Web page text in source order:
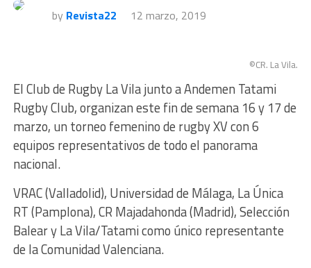
by Revista22 12 marzo, 2019
©CR. La Vila.
El Club de Rugby La Vila junto a Andemen Tatami
Rugby Club, organizan este fin de semana 16 y 17 de
marzo, un torneo femenino de rugby XV con 6
equipos representativos de todo el panorama
nacional.
VRAC (Valladolid), Universidad de Málaga, La Única
RT (Pamplona), CR Majadahonda (Madrid), Selección
Balear y La Vila/Tatami como único representante
de la Comunidad Valenciana.